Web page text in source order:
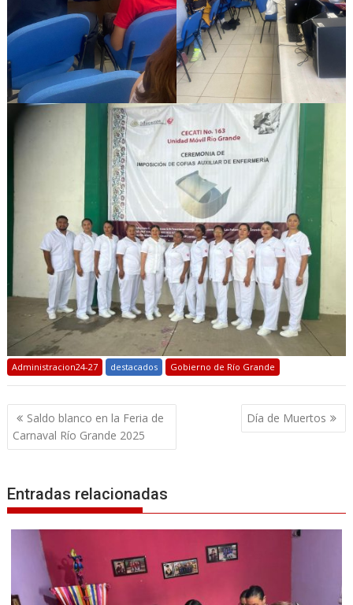
Administracion24-27 destacados Gobierno de Río Grande
Navegación
de
entradas
Saldo blanco en la Feria de
Carnaval Río Grande 2025
Día de Muertos
Entradas relacionadas